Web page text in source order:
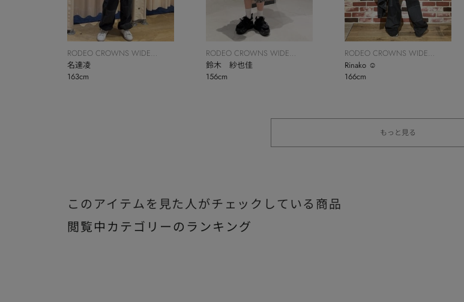
RODEO CROWNS WIDE
BOWL
名達凌
163cm
RODEO CROWNS WIDE
BOWL
鈴木 紗也佳
156cm
RODEO CROWNS WIDE
BOWL
Rinako ☺︎
166cm
もっと見る
このアイテムを見た人がチェックしている商品
閲覧中カテゴリーのランキング